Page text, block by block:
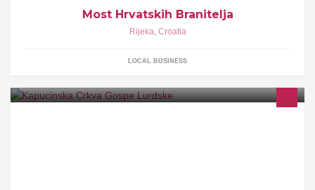
Most Hrvatskih Branitelja
Rijeka, Croatia
LOCAL BUSINESS